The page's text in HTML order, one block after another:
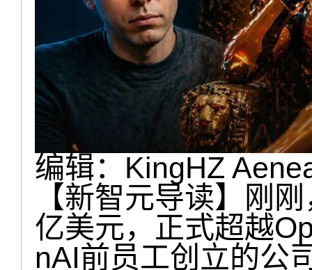
编辑：KingHZ
【新智元导读】刚
亿美元，正式超越
nAI前员工创立的公